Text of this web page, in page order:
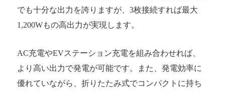
でも十分な出力を誇りますが、3枚接続すれば最大
1,200Wもの高出力が実現します。
AC充電やEVステーション充電を組み合わせれば、
より高い出力で発電が可能です。また、発電効率に
優れていながら、折りたたみ式でコンパクトに持ち